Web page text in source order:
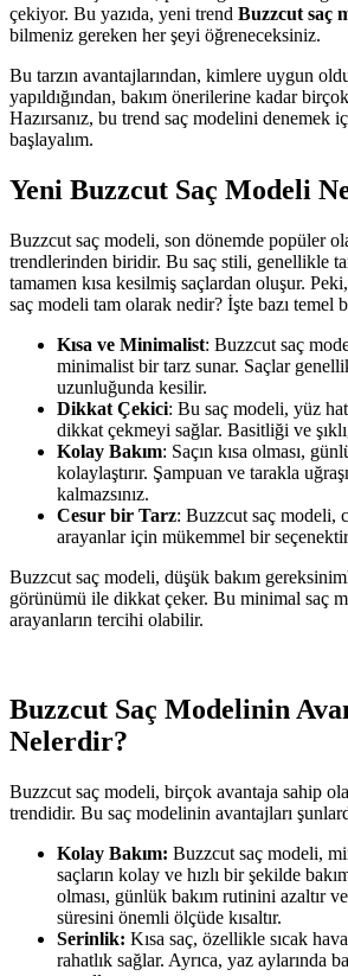
çekiyor. Bu yazıda, yeni trend Buzzcut saç
bilmeniz gereken her şeyi öğreneceksiniz.
Bu tarzın avantajlarından, kimlere uygun
yapıldığından, bakım önerilerine kadar
Hazırsanız, bu trend saç modelini denemek
başlayalım.
Yeni Buzzcut Saç Modeli
Buzzcut saç modeli, son dönemde popüler
trendlerinden biridir. Bu saç stili, genellikle
tamamen kısa kesilmiş saçlardan oluşur.
saç modeli tam olarak nedir? İşte bazı temel
Kısa ve Minimalist: Buzzcut saç
minimalist bir tarz sunar. Saçlar
uzunluğunda kesilir.
Dikkat Çekici: Bu saç modeli, yüz
dikkat çekmeyi sağlar. Basitliği ve
Kolay Bakım: Saçın kısa olması,
kolaylaştırır. Şampuan ve tarakla
kalmazsınız.
Cesur bir Tarz: Buzzcut saç modeli,
arayanlar için mükemmel bir
Buzzcut saç modeli, düşük bakım
görünümü ile dikkat çeker. Bu minimal saç
arayanların tercihi olabilir.
Buzzcut Saç Modelinin
Nelerdir?
Buzzcut saç modeli, birçok avantaja sahip
trendidir. Bu saç modelinin avantajları
Kolay Bakım: Buzzcut saç modeli,
saçların kolay ve hızlı bir şekilde
olması, günlük bakım rutinini azaltır
süresini önemli ölçüde kısaltır.
Serinlik: Kısa saç, özellikle sıcak
rahatlık sağlar. Ayrıca, yaz aylarında